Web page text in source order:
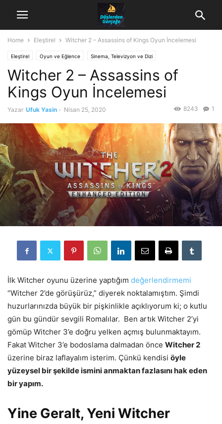
Home Eleştirel Witcher 2 – Assassins of Kings Oyun İncelemesi
Eleştirel Oyun ve Eğlence Sinema, Televizyon ve Dizi
Witcher 2 – Assassins of
Kings Oyun İncelemesi
Yazar Ufuk Yasin - Nisan 25, 2020 1
8243
İlk Witcher oyunu üzerine yaptığım değerlendirmemi
“Witcher 2’de görüşürüz,” diyerek noktalamıştım. Şimdi
huzurlarınızda büyük bir pişkinlikle açıklıyorum ki; o kutlu
gün bu gündür sevgili Romalılar. Ben artık Witcher 2’yi
gömüp Witcher 3’e doğru yelken açmış bulunmaktayım.
Fakat Witcher 3’e bodoslama dalmadan önce Witcher 2
üzerine biraz laflayalım isterim. Çünkü kendisi öyle
yüzeysel bir şekilde ismini anmaktan fazlasını hak eden
bir yapım.
Yine Geralt, Yeni Witcher